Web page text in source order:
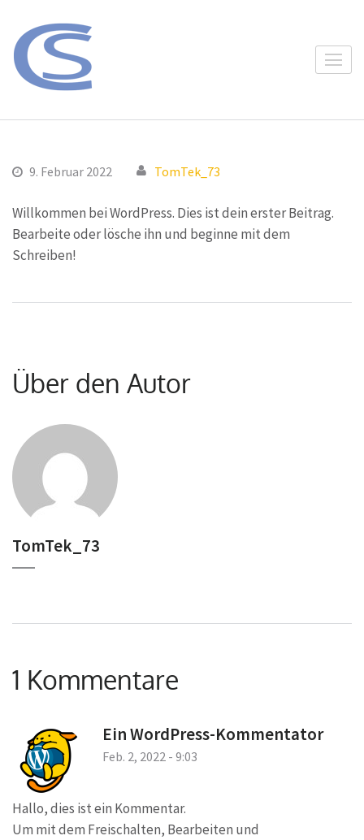
Inhalt
springen
(Enter
drücken)
Soth-Consult – Erfahrungen
Als Seniorberater i.R. stelle ich meine
9. Februar 2022 TomTek_73
Willkommen bei WordPress. Dies ist dein erster Beitrag.
Bearbeite oder lösche ihn und beginne mit dem
Schreiben!
Über den Autor
TomTek_73
1 Kommentare
Ein WordPress-Kommentator
Feb. 2, 2022 - 9:03
Hallo, dies ist ein Kommentar.
Um mit dem Freischalten, Bearbeiten und